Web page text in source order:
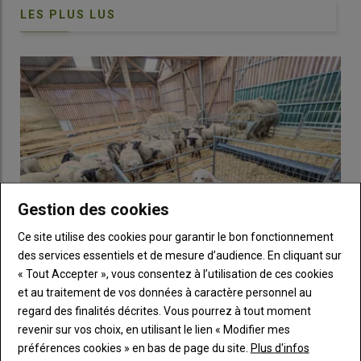
Laurence Sagot, Institut de l’élevage/Ciirpo © Ciirpo
sont les deux principales motivations des éleveurs qui
pratiquent la tonte des agneaux d’herbe à la rentrée en
bergerie. Peu de références récentes étant disponibles sur le
sujet, sept essais ont été conduits de 2020 à 2022 au Ciirpo, sur
le site expérimental du Mourier (Haute-Vienne) et chez des
éleveurs haut-viennois et creusois.
« Les agneaux tondus
sont plus propres et plus
faciles à trier pour la
vente »
Au total, 448 agneaux ont été répartis en deux lots, l’un étant
LES PLUS LUS
Introduire un chiot de protection dans un troupeau
ovin, une étape clé
19 juin 2026
Le chien de protection est un atout des troupeaux face à la
Gestion des cookies
Ce site utilise des cookies pour garantir le bon fonctionnement
des services essentiels et de mesure d’audience. En cliquant sur
« Tout Accepter », vous consentez à l’utilisation de ces cookies
et au traitement de vos données à caractère personnel au
regard des finalités décrites. Vous pourrez à tout moment
revenir sur vos choix, en utilisant le lien « Modifier mes
préférences cookies » en bas de page du site. Plus d'infos